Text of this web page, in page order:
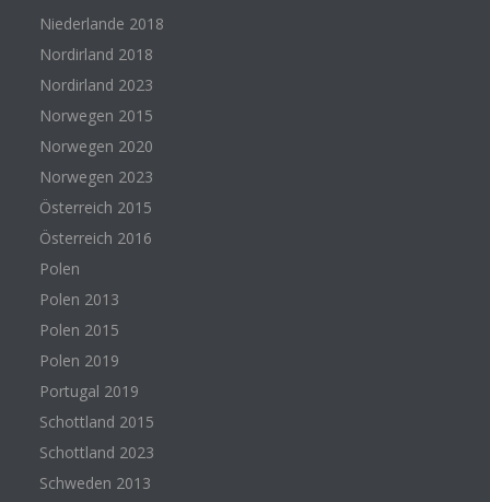
Niederlande 2018
Nordirland 2018
Nordirland 2023
Norwegen 2015
Norwegen 2020
Norwegen 2023
Österreich 2015
Österreich 2016
Polen
Polen 2013
Polen 2015
Polen 2019
Portugal 2019
Schottland 2015
Schottland 2023
Schweden 2013